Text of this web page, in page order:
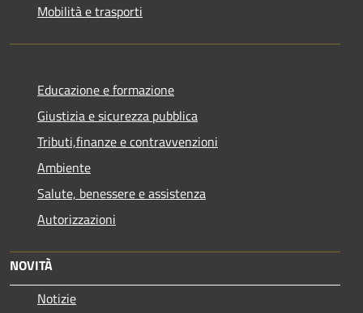
Mobilità e trasporti
Educazione e formazione
Giustizia e sicurezza pubblica
Tributi,finanze e contravvenzioni
Ambiente
Salute, benessere e assistenza
Autorizzazioni
NOVITÀ
Notizie